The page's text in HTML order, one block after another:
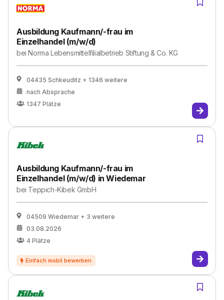
Ausbildung Kaufmann/-frau im
Einzelhandel (m/w/d)
beiNorma Lebensmittelfilialbetrieb Stiftung & Co. KG
04435 Schkeuditz + 1346 weitere
nach Absprache
1347 Plätze
Ausbildung Kaufmann/-frau im
Einzelhandel (m/w/d) in Wiedemar
bei Teppich-Kibek GmbH
04509 Wiedemar + 3 weitere
03.08.2026
4 Plätze